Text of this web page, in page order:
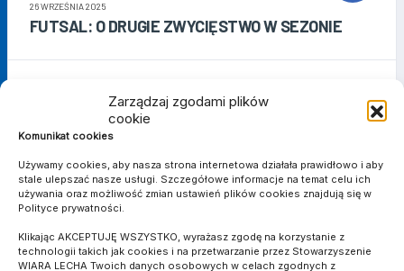
Zarządzaj zgodami plików
cookie
Komunikat cookies
Używamy cookies, aby nasza strona internetowa działała prawidłowo i aby
stale ulepszać nasze usługi. Szczegółowe informacje na temat celu ich
używania oraz możliwość zmian ustawień plików cookies znajdują się w
Polityce prywatności.
Klikając AKCEPTUJĘ WSZYSTKO, wyrażasz zgodę na korzystanie z
technologii takich jak cookies i na przetwarzanie przez Stowarzyszenie
WIARA LECHA Twoich danych osobowych w celach zgodnych z
26 WRZEŚNIA 2025
FUTSAL: O DRUGIE ZWYCIĘSTWO W SEZONIE
WIARA LECHA GRA!
V LIGA
TULISIA TULISZKÓW